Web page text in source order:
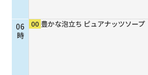
ご加入お申し込み・
06
時
00 豊かな泡立ち ピュアナッツソープ